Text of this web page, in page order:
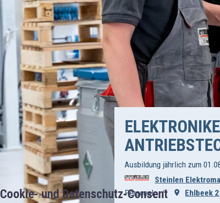
Cookie- und Datenschutz-Consent
Ausbildung jährlich zum
Steinlen
Personal
Ehlbeek